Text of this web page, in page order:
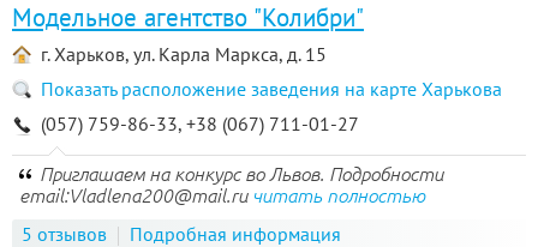
Модельное агентство "Колибри"
г. Харьков, ул. Карла Маркса, д. 15
Показать расположение заведения на карте Харькова
(057) 759-86-33, +38 (067) 711-01-27
Приглашаем на конкурс во Львов. Подробности
email:Vladlena200@mail.ru читать полностью
5 отзывов Подробная информация